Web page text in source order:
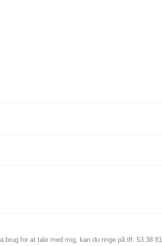
brug for at tale med mig, kan du ringe på tlf. 53 38